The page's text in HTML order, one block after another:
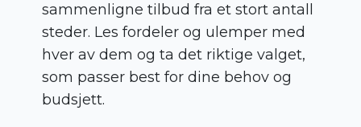
sammenligne tilbud fra et stort antall
steder. Les fordeler og ulemper med
hver av dem og ta det riktige valget,
som passer best for dine behov og
budsjett.